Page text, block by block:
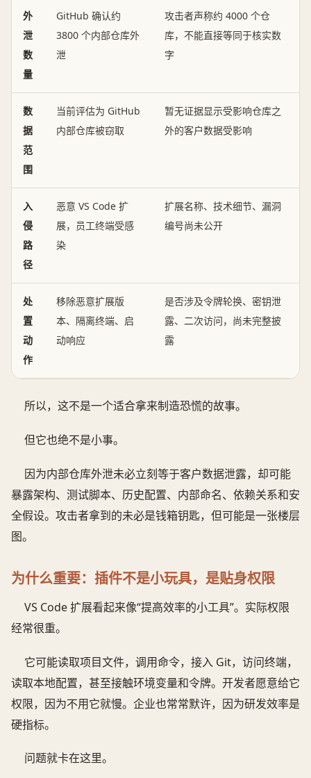
外
泄
数
量
GitHub 确认约
3800 个内部仓库外
泄
攻击者声称约 4000 个仓
库，不能直接等同于核实数
字
数
据
范
围
当前评估为 GitHub
内部仓库被窃取
暂无证据显示受影响仓库之
外的客户数据受影响
入
侵
路
径
恶意 VS Code 扩
展，员工终端受感
染
扩展名称、技术细节、漏洞
编号尚未公开
处
置
动
作
移除恶意扩展版
本、隔离终端、启
动响应
是否涉及令牌轮换、密钥泄
露、二次访问，尚未完整披
露
所以，这不是一个适合拿来制造恐慌的故事。
但它也绝不是小事。
因为内部仓库外泄未必立刻等于客户数据泄露，却可能
暴露架构、测试脚本、历史配置、内部命名、依赖关系和安
全假设。攻击者拿到的未必是钱箱钥匙，但可能是一张楼层
图。
为什么重要：插件不是小玩具，是贴身权限
VS Code 扩展看起来像“提高效率的小工具”。实际权限
经常很重。
它可能读取项目文件，调用命令，接入 Git，访问终端，
读取本地配置，甚至接触环境变量和令牌。开发者愿意给它
权限，因为不用它就慢。企业也常常默许，因为研发效率是
硬指标。
问题就卡在这里。